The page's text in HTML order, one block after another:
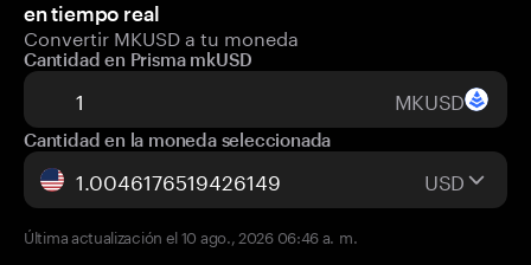
en tiempo real
Convertir MKUSD a tu moneda
Cantidad en Prisma mkUSD
MKUSD
Cantidad en la moneda seleccionada
USD
Última actualización el 10 ago., 2026 06:46 a. m.